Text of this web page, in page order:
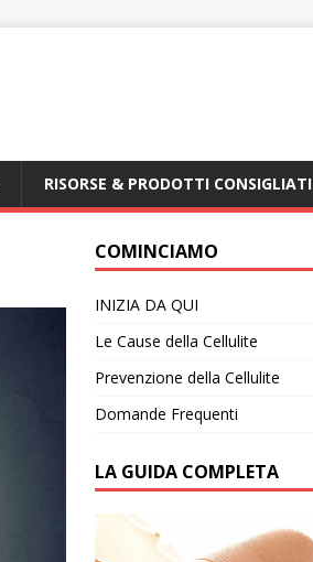
RISORSE & PRODOTTI CONSIGLIATI
COMINCIAMO
INIZIA DA QUI
Le Cause della Cellulite
Prevenzione della Cellulite
Domande Frequenti
LA GUIDA COMPLETA